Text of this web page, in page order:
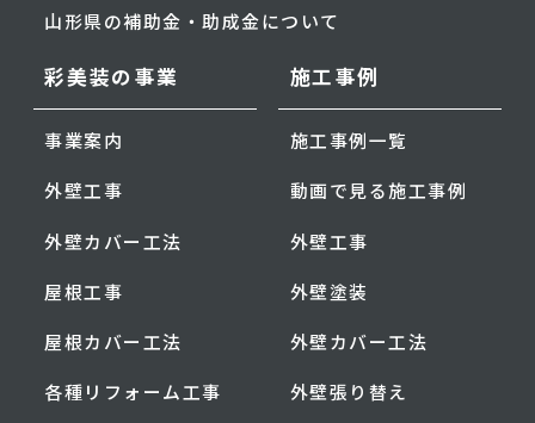
山形県の補助金・助成金について
彩美装の事業
事業案内
外壁工事
外壁カバー工法
屋根工事
屋根カバー工法
各種リフォーム工事
施工事例
施工事例一覧
動画で見る施工事例
外壁工事
外壁塗装
外壁カバー工法
外壁張り替え